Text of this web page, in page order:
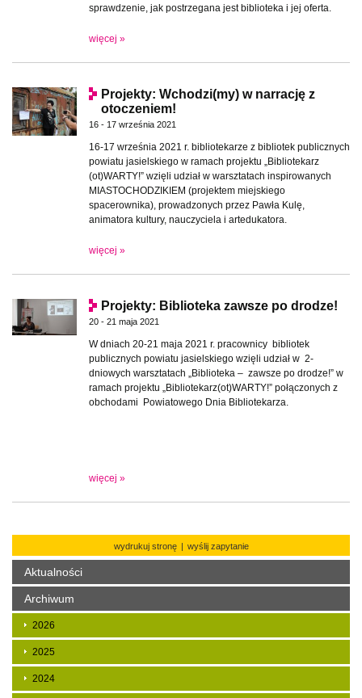
sprawdzenie, jak postrzegana jest biblioteka i jej oferta.
więcej »
Projekty: Wchodzi(my) w narrację z
otoczeniem!
16 - 17 września 2021
16-17 września 2021 r. bibliotekarze z bibliotek publicznych
powiatu jasielskiego w ramach projektu „Bibliotekarz
(ot)WARTY!” wzięli udział w warsztatach inspirowanych
MIASTOCHODZIKIEM (projektem miejskiego
spacerownika), prowadzonych przez Pawła Kulę,
animatora kultury, nauczyciela i artedukatora.
więcej »
Projekty: Biblioteka zawsze po drodze!
20 - 21 maja 2021
W dniach 20-21 maja 2021 r. pracownicy bibliotek
publicznych powiatu jasielskiego wzięli udział w 2-
dniowych warsztatach „Biblioteka – zawsze po drodze!” w
ramach projektu „Bibliotekarz(ot)WARTY!” połączonych z
obchodami Powiatowego Dnia Bibliotekarza.
więcej »
wydrukuj stronę | wyślij zapytanie
Aktualności
Archiwum
2026
2025
2024